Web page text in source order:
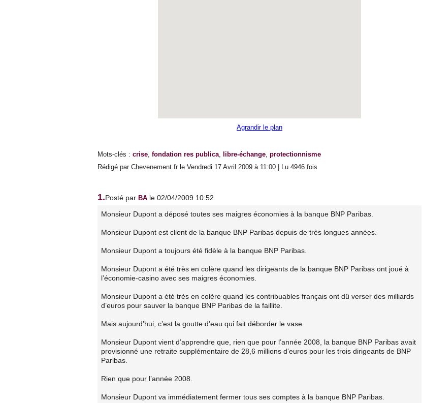
Agrandir le plan
Mots-clés : crise, fondation res publica, libre-échange, protectionnisme
Rédigé par Chevenement.fr le Vendredi 17 Avril 2009 à 11:00 | Lu 4946 fois
1.Posté par BA le 02/04/2009 10:52
Monsieur Dupont a déposé toutes ses maigres économies à la banque BNP Paribas.
Monsieur Dupont est client de la banque BNP Paribas depuis de très longues années.
Monsieur Dupont a toujours été fidèle à la banque BNP Paribas.
Monsieur Dupont a été très en colère quand les dirigeants de la banque BNP Paribas ont joué à
l’économie-casino avec ses maigres économies.
Monsieur Dupont a été très en colère quand les contribuables français ont dû verser des milliards
d’euros pour sauver la banque BNP Paribas de la faillite.
Mais aujourd’hui, c’est la goutte d’eau qui fait déborder le vase.
Monsieur Dupont vient d’apprendre que, rien que pour l’année 2008, la banque BNP Paribas avait
provisionné une retraite supplémentaire de 28,6 millions d’euros pour les trois dirigeants de BNP
Paribas.
Rien que pour l’année 2008.
Monsieur Dupont va immédiatement fermer tous ses comptes à la banque BNP Paribas.